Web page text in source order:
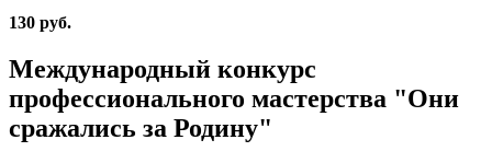
130 руб.
Международный конкурс
профессионального мастерства "Они
сражались за Родину"